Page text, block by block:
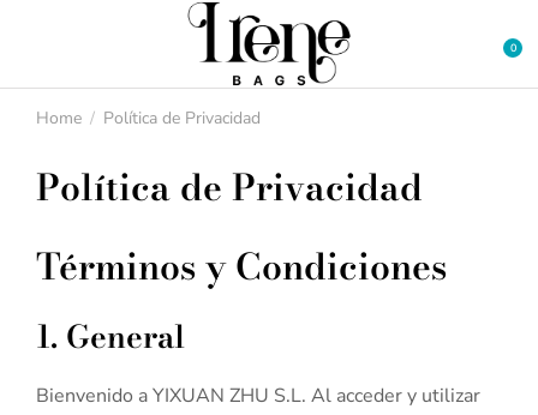
You are here:
Home Política de Privacidad
Política de Privacidad
Términos y Condiciones
1. General
Bienvenido a YIXUAN ZHU S.L. Al acceder y utilizar